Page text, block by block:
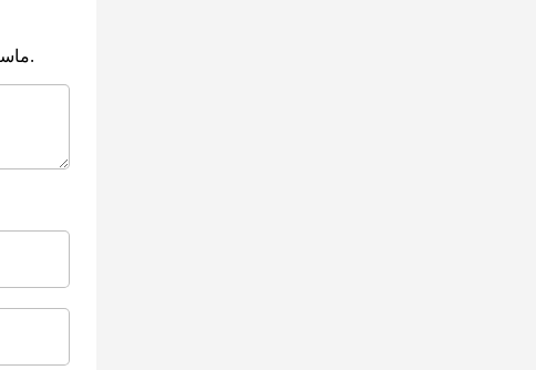
ماسكوس. نقرأ آراءك، ونرد عليها، بناء على طلبكم في أسرع وقت ممكن.